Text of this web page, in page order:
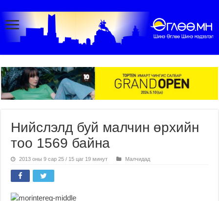
Нийслэлд буй малчин өрхийн
тоо 1569 байна
2013 оны 9 сар 25 / 15 цаг 19 минут Малчидад